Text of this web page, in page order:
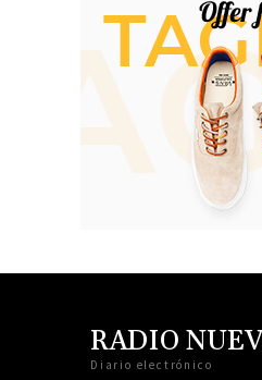
RADIO
Diario electrónico